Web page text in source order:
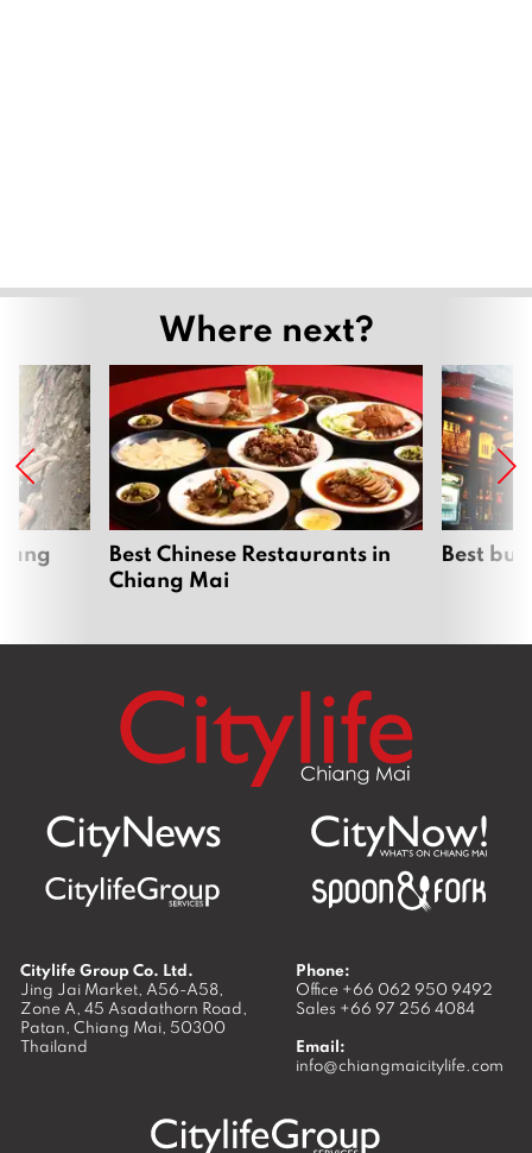
Where next?
Best Chinese Restaurants in
Chiang Mai
Best
Citylife Group Co. Ltd.
Jing Jai Market, A56-A58,
Zone A, 45 Asadathorn Road,
Patan, Chiang Mai, 50300
Thailand
Phone:
Office +66 062 950 9492
Sales +66 97 256 4084
Email:
info@chiangmaicitylife.com